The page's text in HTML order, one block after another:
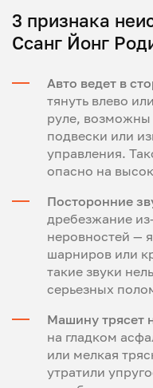
3 признака
Ссанг Йонг
Авто ведет в
тянуть влево
руле,
подвески или
управления.
опасно на
Посторонние
дребезжание
неровностей —
шарниров или
такие звуки
серьезных
Машину трясет
на гладком
или мелкая
утратили